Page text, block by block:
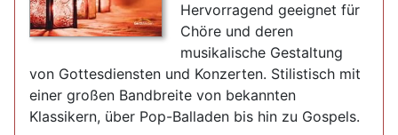
Hervorragend geeignet für
Chöre und deren
musikalische Gestaltung
von Gottesdiensten und Konzerten. Stilistisch mit
einer großen Bandbreite von bekannten
Klassikern, über Pop-Balladen bis hin zu Gospels.